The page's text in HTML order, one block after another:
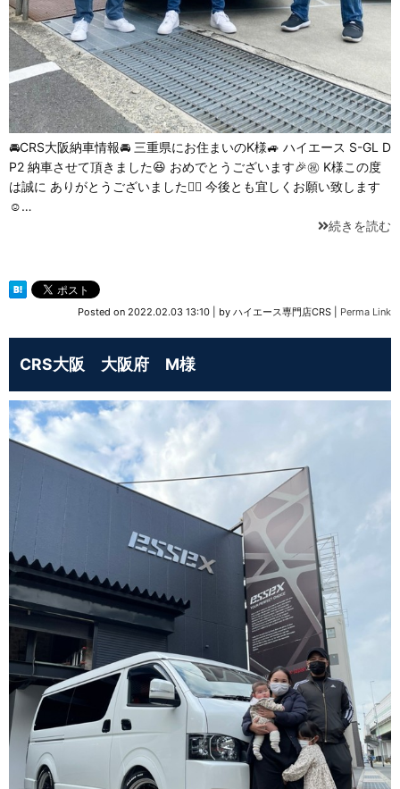
🚘CRS大阪納車情報🚘 三重県にお住まいのK様🚙 ハイエース S-GL D
P2 納車させて頂きました😆 おめでとうございます🎉㊗️ K様この度
は誠に ありがとうございました🙇‍♂️ 今後とも宜しくお願い致します
☺️…
続きを読む
Posted on 2022.02.03 13:10 by ハイエース専門店CRS Perma Link
CRS大阪 大阪府 M様